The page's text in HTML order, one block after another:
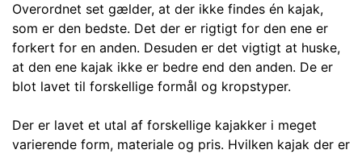
Overordnet set gælder, at der ikke findes én kajak,
som er den bedste. Det der er rigtigt for den ene er
forkert for en anden. Desuden er det vigtigt at huske,
at den ene kajak ikke er bedre end den anden. De er
blot lavet til forskellige formål og kropstyper.
Der er lavet et utal af forskellige kajakker i meget
varierende form, materiale og pris. Hvilken kajak der er